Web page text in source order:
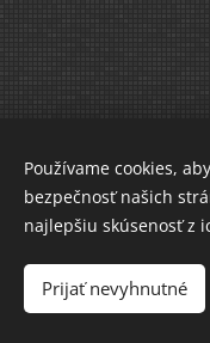
Vytvoril
Používame cookies,
bezpečnosť našich
najlepšiu skúsenosť z
Prijať nevyhnutné